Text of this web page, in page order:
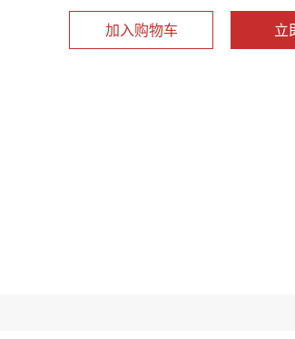
加入购物车 立